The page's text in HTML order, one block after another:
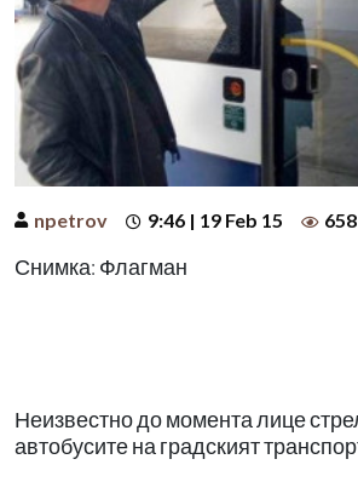
npetrov 9:46 | 19 Feb 15 658
Снимка: Флагман
Неизвестно до момента лице
автобусите на градският